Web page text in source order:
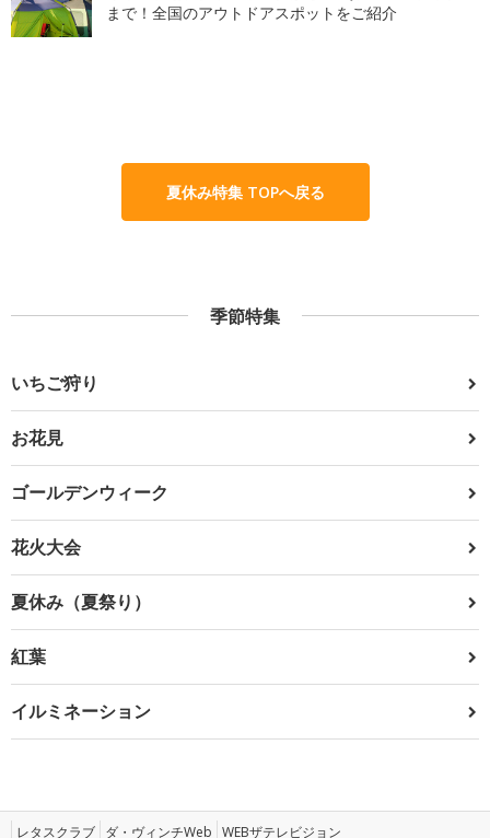
まで！全国のアウトドアスポットをご紹介
夏休み特集 TOPへ戻る
季節特集
いちご狩り
お花見
ゴールデンウィーク
花火大会
夏休み（夏祭り）
紅葉
イルミネーション
レタスクラブ ダ・ヴィンチWeb WEBザテレビジョン